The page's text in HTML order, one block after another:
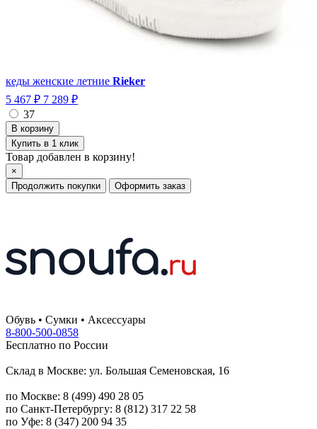
кеды женские летние Rieker
5 467 ₽ 7 289 ₽
37
Купить в 1 клик
Товар добавлен в корзину!
×
Продолжить покупки
Оформить заказ
Обувь • Сумки • Аксессуары
8-800-500-0858
Бесплатно по России
Склад в Москве: ул. Большая Семеновская, 16
по Москве: 8 (499) 490 28 05
по Санкт-Петербургу: 8 (812) 317 22 58
по Уфе: 8 (347) 200 94 35